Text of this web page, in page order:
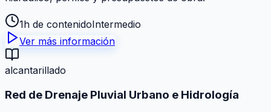
1h de contenidoIntermedio
Ver más información
alcantarillado
Red de Drenaje Pluvial Urbano e Hidrología